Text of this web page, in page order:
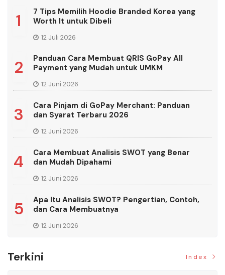
1
7 Tips Memilih Hoodie Branded Korea yang
Worth It untuk Dibeli
12 Juli 2026
2
Panduan Cara Membuat QRIS GoPay All
Payment yang Mudah untuk UMKM
12 Juni 2026
3
Cara Pinjam di GoPay Merchant: Panduan
dan Syarat Terbaru 2026
12 Juni 2026
4
Cara Membuat Analisis SWOT yang Benar
dan Mudah Dipahami
12 Juni 2026
5
Apa Itu Analisis SWOT? Pengertian, Contoh,
dan Cara Membuatnya
12 Juni 2026
Terkini Index